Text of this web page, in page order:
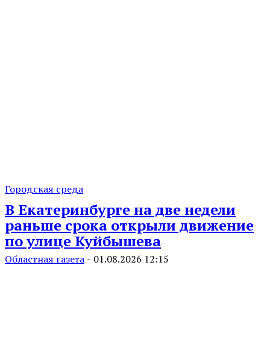
Городская среда
В Екатеринбурге на две недели
раньше срока открыли движение
по улице Куйбышева
Областная газета - 01.08.2026 12:15